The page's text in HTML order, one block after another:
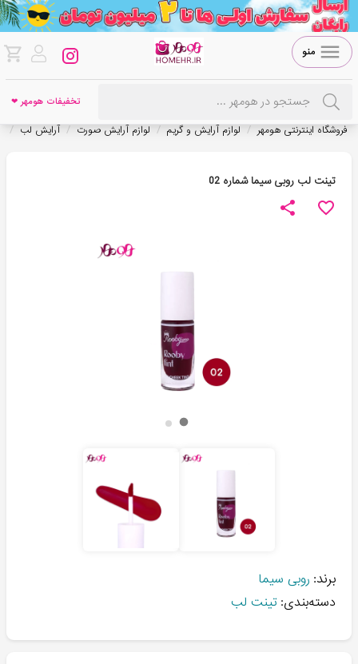
منو
تخفیفات هومهر ❤
فروشگاه اینترنتی هومهر / لوازم آرایش و گریم / لوازم آرایش صورت / آرایش لب /
تینت لب روبی سیما شماره 02
برند: روبی سیما
دسته‌بندی: تینت لب